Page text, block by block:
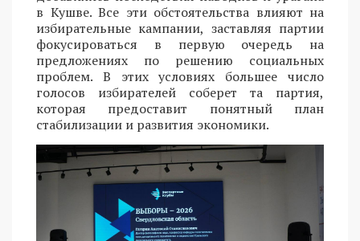
в Кушве. Все эти обстоятельства влияют на
избирательные кампании, заставляя партии
фокусироваться в первую очередь на
предложениях по решению социальных
проблем. В этих условиях большее число
голосов избирателей соберет та партия,
которая предоставит понятный план
стабилизации и развития экономики.